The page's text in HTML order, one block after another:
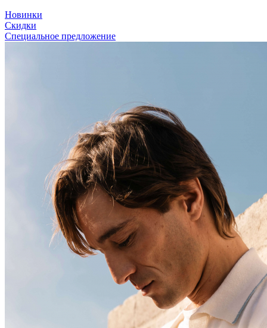
Новинки
Скидки
Специальное предложение